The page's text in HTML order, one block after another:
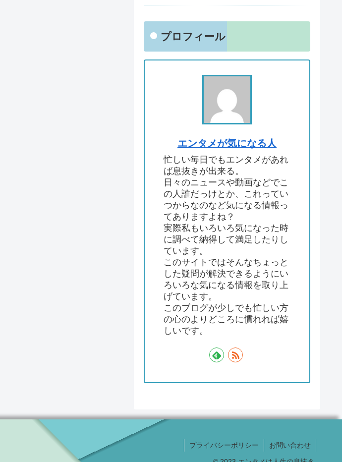
プロフィール
エンタメが気になる人
忙しい毎日でもエンタメがあれ
ば息抜きが出来る。
日々のニュースや動画などでこ
の人誰だっけとか、これってい
つからなのなど気になる情報っ
てありますよね？
実際私もいろいろ気になった時
に調べて納得して満足したりし
ています。
このサイトではそんなちょっと
した疑問が解決できるようにい
ろいろな気になる情報を取り上
げています。
このブログが少しでも忙しい方
の心のよりどころに慣れれば嬉
しいです。
プライバシーポリシー お問い合わせ